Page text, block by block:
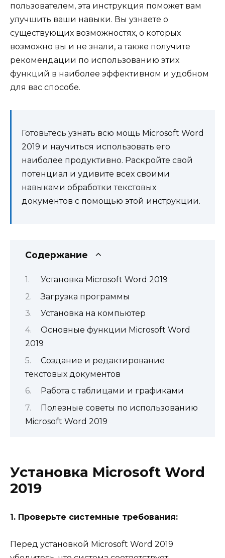
пользователем, эта инструкция поможет вам
улучшить ваши навыки. Вы узнаете о
существующих возможностях, о которых
возможно вы и не знали, а также получите
рекомендации по использованию этих
функций в наиболее эффективном и удобном
для вас способе.
Готовьтесь узнать всю мощь Microsoft Word
2019 и научиться использовать его
наиболее продуктивно. Раскройте свой
потенциал и удивите всех своими
навыками обработки текстовых
документов с помощью этой инструкции.
Содержание
Установка Microsoft Word 2019
Загрузка программы
Установка на компьютер
Основные функции Microsoft Word
2019
Создание и редактирование
текстовых документов
Работа с таблицами и графиками
Полезные советы по использованию
Microsoft Word 2019
Установка Microsoft Word
2019
1. Проверьте системные требования:
Перед установкой Microsoft Word 2019